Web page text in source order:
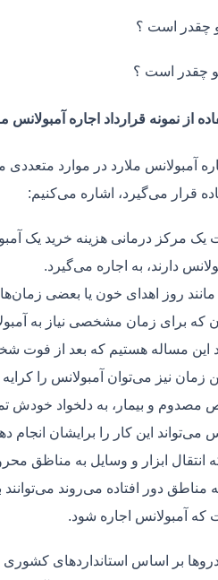
چقدر است ؟
چقدر است ؟
از نمونه قرارداد اجاره آمبولانس
آمبولانس ملارد در موارد
قرار می‌گیرد، اشاره می‌کنیم:
مرکز درمانی هزینه خرید یک
دارند، به اجاره می‌گیرد.
مانند روز اهدای خون یا بعضی
که برای زمان مشخصی نیاز به
این مساله هستیم که بعد از فوت
زمان نیز می‌توان آمبولانس را
و بیمار، به دلخواد خودش
می‌تواند این کار را برایشان انجام
که انتقال ابزار و وسایل به مناظق
مناطق دور افتاده می‌روند
آمبولانس اجاره شود.
بر اساس استانداردهای